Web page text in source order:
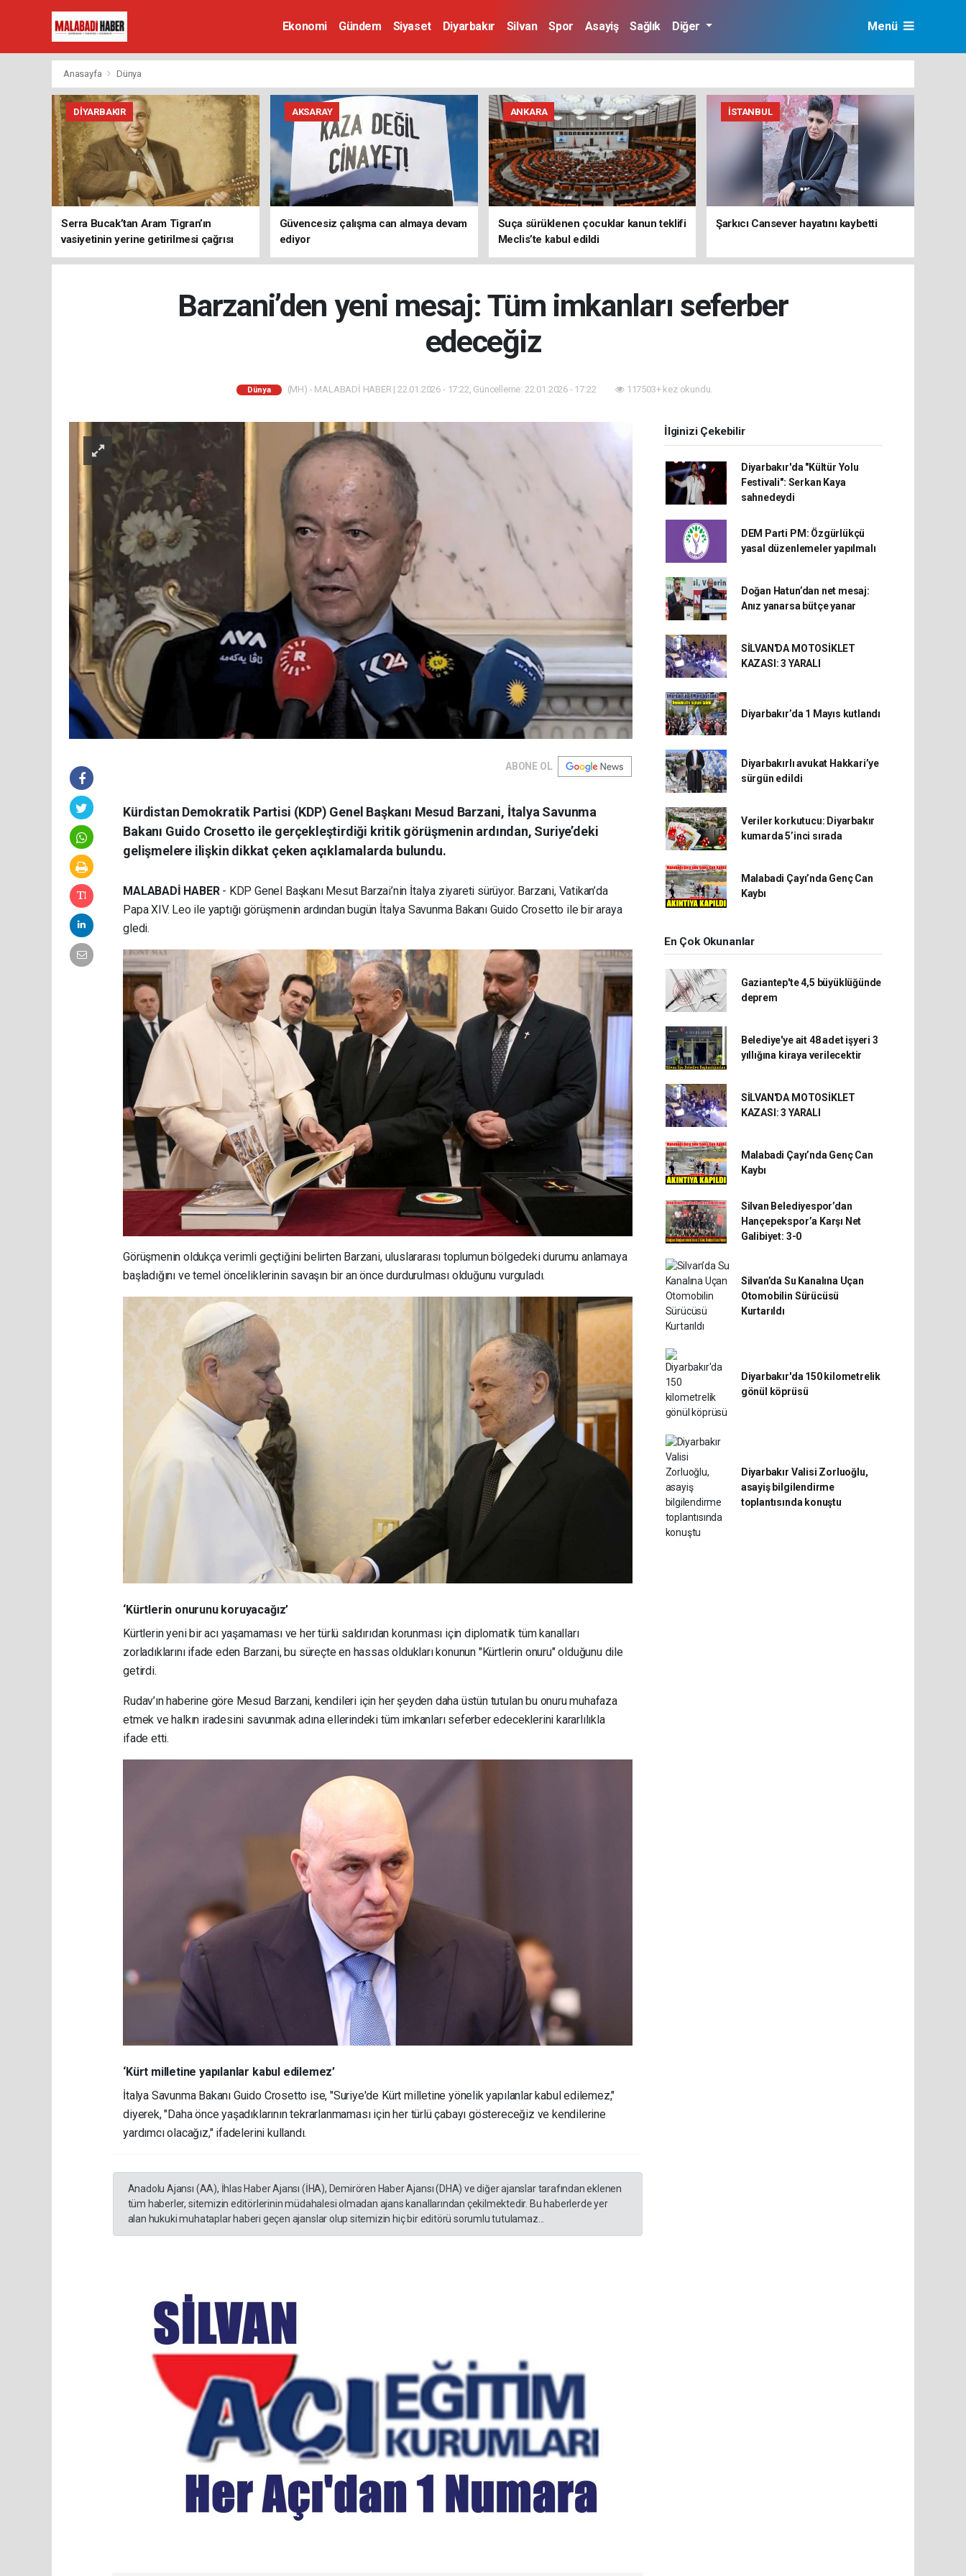
Ekonomi Gündem Siyaset Diyarbakır Silvan Spor Asayiş Sağlık Diğer Menü
Anasayfa Dünya
DIYARBAKIR
Serra Bucak’tan Aram Tigran’ın
vasiyetinin yerine getirilmesi çağrısı
AKSARAY
Güvencesiz çalışma can almaya devam
ediyor
ANKARA
Suça sürüklenen çocuklar kanun teklifi
Meclis’te kabul edildi
İSTANBUL
Şarkıcı Cansever hayatını kaybetti
Barzani’den yeni mesaj: Tüm imkanları seferber
edeceğiz
Dünya (MH) - MALABADİ HABER | 22.01.2026 - 17:22, Güncelleme: 22.01.2026 - 17:22 117503+ kez okundu.
ABONE OL
Kürdistan Demokratik Partisi (KDP) Genel Başkanı Mesud Barzani, İtalya Savunma
Bakanı Guido Crosetto ile gerçekleştirdiği kritik görüşmenin ardından, Suriye’deki
gelişmelere ilişkin dikkat çeken açıklamalarda bulundu.
MALABADİ HABER- KDP Genel Başkanı Mesut Barzai’nin İtalya ziyareti sürüyor. Barzani, Vatikan’da
Papa XIV. Leo ile yaptığı görüşmenin ardından bugün İtalya Savunma Bakanı Guido Crosetto ile bir araya
gledi.
Görüşmenin oldukça verimli geçtiğini belirten Barzani, uluslararası toplumun bölgedeki durumu anlamaya
başladığını ve temel önceliklerinin savaşın bir an önce durdurulması olduğunu vurguladı.
‘Kürtlerin onurunu koruyacağız’
Kürtlerin yeni bir acı yaşamaması ve her türlü saldırıdan korunması için diplomatik tüm kanalları
zorladıklarını ifade eden Barzani, bu süreçte en hassas oldukları konunun "Kürtlerin onuru" olduğunu dile
getirdi.
Rudav’ın haberine göre Mesud Barzani, kendileri için her şeyden daha üstün tutulan bu onuru muhafaza
etmek ve halkın iradesini savunmak adına ellerindeki tüm imkanları seferber edeceklerini kararlılıkla
ifade etti.
‘Kürt milletine yapılanlar kabul edilemez’
İtalya Savunma Bakanı Guido Crosetto ise, "Suriye'de Kürt milletine yönelik yapılanlar kabul edilemez,"
diyerek, "Daha önce yaşadıklarının tekrarlanmaması için her türlü çabayı göstereceğiz ve kendilerine
yardımcı olacağız," ifadelerini kullandı.
Anadolu Ajansı (AA), İhlas Haber Ajansı (İHA), Demirören Haber Ajansı (DHA) ve diğer ajanslar tarafından eklenen
tüm haberler, sitemizin editörlerinin müdahalesi olmadan ajans kanallarından çekilmektedir. Bu haberlerde yer
alan hukuki muhataplar haberi geçen ajanslar olup sitemizin hiç bir editörü sorumlu tutulamaz...
İlginizi Çekebilir
Diyarbakır'da "Kültür Yolu
Festivali": Serkan Kaya
sahnedeydi
DEM Parti PM: Özgürlükçü
yasal düzenlemeler yapılmalı
Doğan Hatun’dan net mesaj:
Anız yanarsa bütçe yanar
SİLVAN'DA MOTOSİKLET
KAZASI: 3 YARALI
Diyarbakır’da 1 Mayıs kutlandı
Diyarbakırlı avukat Hakkari’ye
sürgün edildi
Veriler korkutucu: Diyarbakır
kumarda 5’inci sırada
Malabadi Çayı’nda Genç Can
Kaybı
En Çok Okunanlar
Gaziantep'te 4,5 büyüklüğünde
deprem
Belediye'ye ait 48 adet işyeri 3
yıllığına kiraya verilecektir
SİLVAN'DA MOTOSİKLET
KAZASI: 3 YARALI
Malabadi Çayı’nda Genç Can
Kaybı
Silvan Belediyespor’dan
Hançepekspor’a Karşı Net
Galibiyet: 3-0
Silvan’da Su Kanalına Uçan
Otomobilin Sürücüsü
Kurtarıldı
Diyarbakır'da 150 kilometrelik
gönül köprüsü
Diyarbakır Valisi Zorluoğlu,
asayiş bilgilendirme
toplantısında konuştu